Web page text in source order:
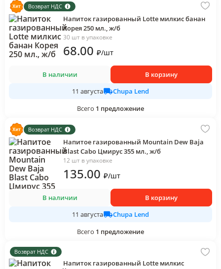
Возврат НДС
Напиток газированный Lotte милкис банан
Корея 250 мл., ж/б
30 шт в упаковке
68.00 ₽/шт
В наличии
В корзину
11 августа
Chupa Lend
Всего 1 предложение
Возврат НДС
Напитое газированный Mountain Dew Baja
Blast Cabo Цмирус 355 мл., ж/б
12 шт в упаковке
135.00 ₽/шт
В наличии
В корзину
11 августа
Chupa Lend
Всего 1 предложение
Возврат НДС
Напиток газированный Lotte милкис